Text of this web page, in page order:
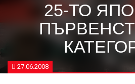
25-ТО
27.06.2008